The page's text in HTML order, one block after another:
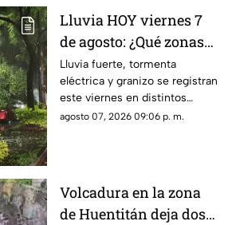
Lluvia HOY viernes 7
de agosto: ¿Qué zonas
de Guadalajara están
afectadas?
Lluvia fuerte, tormenta
eléctrica y granizo se registran
este viernes en distintos
puntos de Guadalajara y
agosto 07, 2026 09:06 p. m.
Volcadura en la zona
de Huentitán deja dos